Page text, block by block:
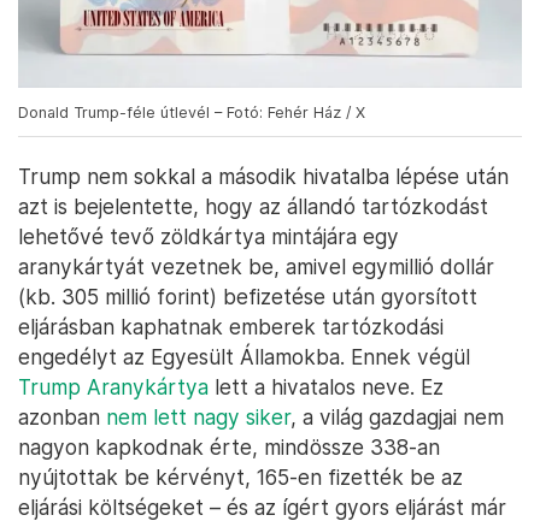
Donald Trump-féle útlevél – Fotó: Fehér Ház / X
Trump nem sokkal a második hivatalba lépése után
azt is bejelentette, hogy az állandó tartózkodást
lehetővé tevő zöldkártya mintájára egy
aranykártyát vezetnek be, amivel egymillió dollár
(kb. 305 millió forint) befizetése után gyorsított
eljárásban kaphatnak emberek tartózkodási
engedélyt az Egyesült Államokba. Ennek végül
Trump Aranykártya lett a hivatalos neve. Ez
azonban nem lett nagy siker, a világ gazdagjai nem
nagyon kapkodnak érte, mindössze 338-an
nyújtottak be kérvényt, 165-en fizették be az
eljárási költségeket – és az ígért gyors eljárást már